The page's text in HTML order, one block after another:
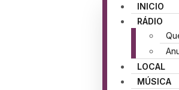
INICIO
RÁDIO
LOCAL
MÚSICA